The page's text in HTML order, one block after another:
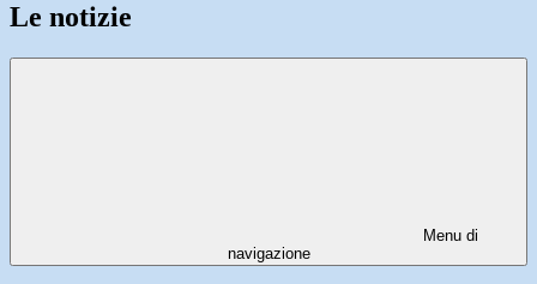
Le notizie
Menu di
navigazione